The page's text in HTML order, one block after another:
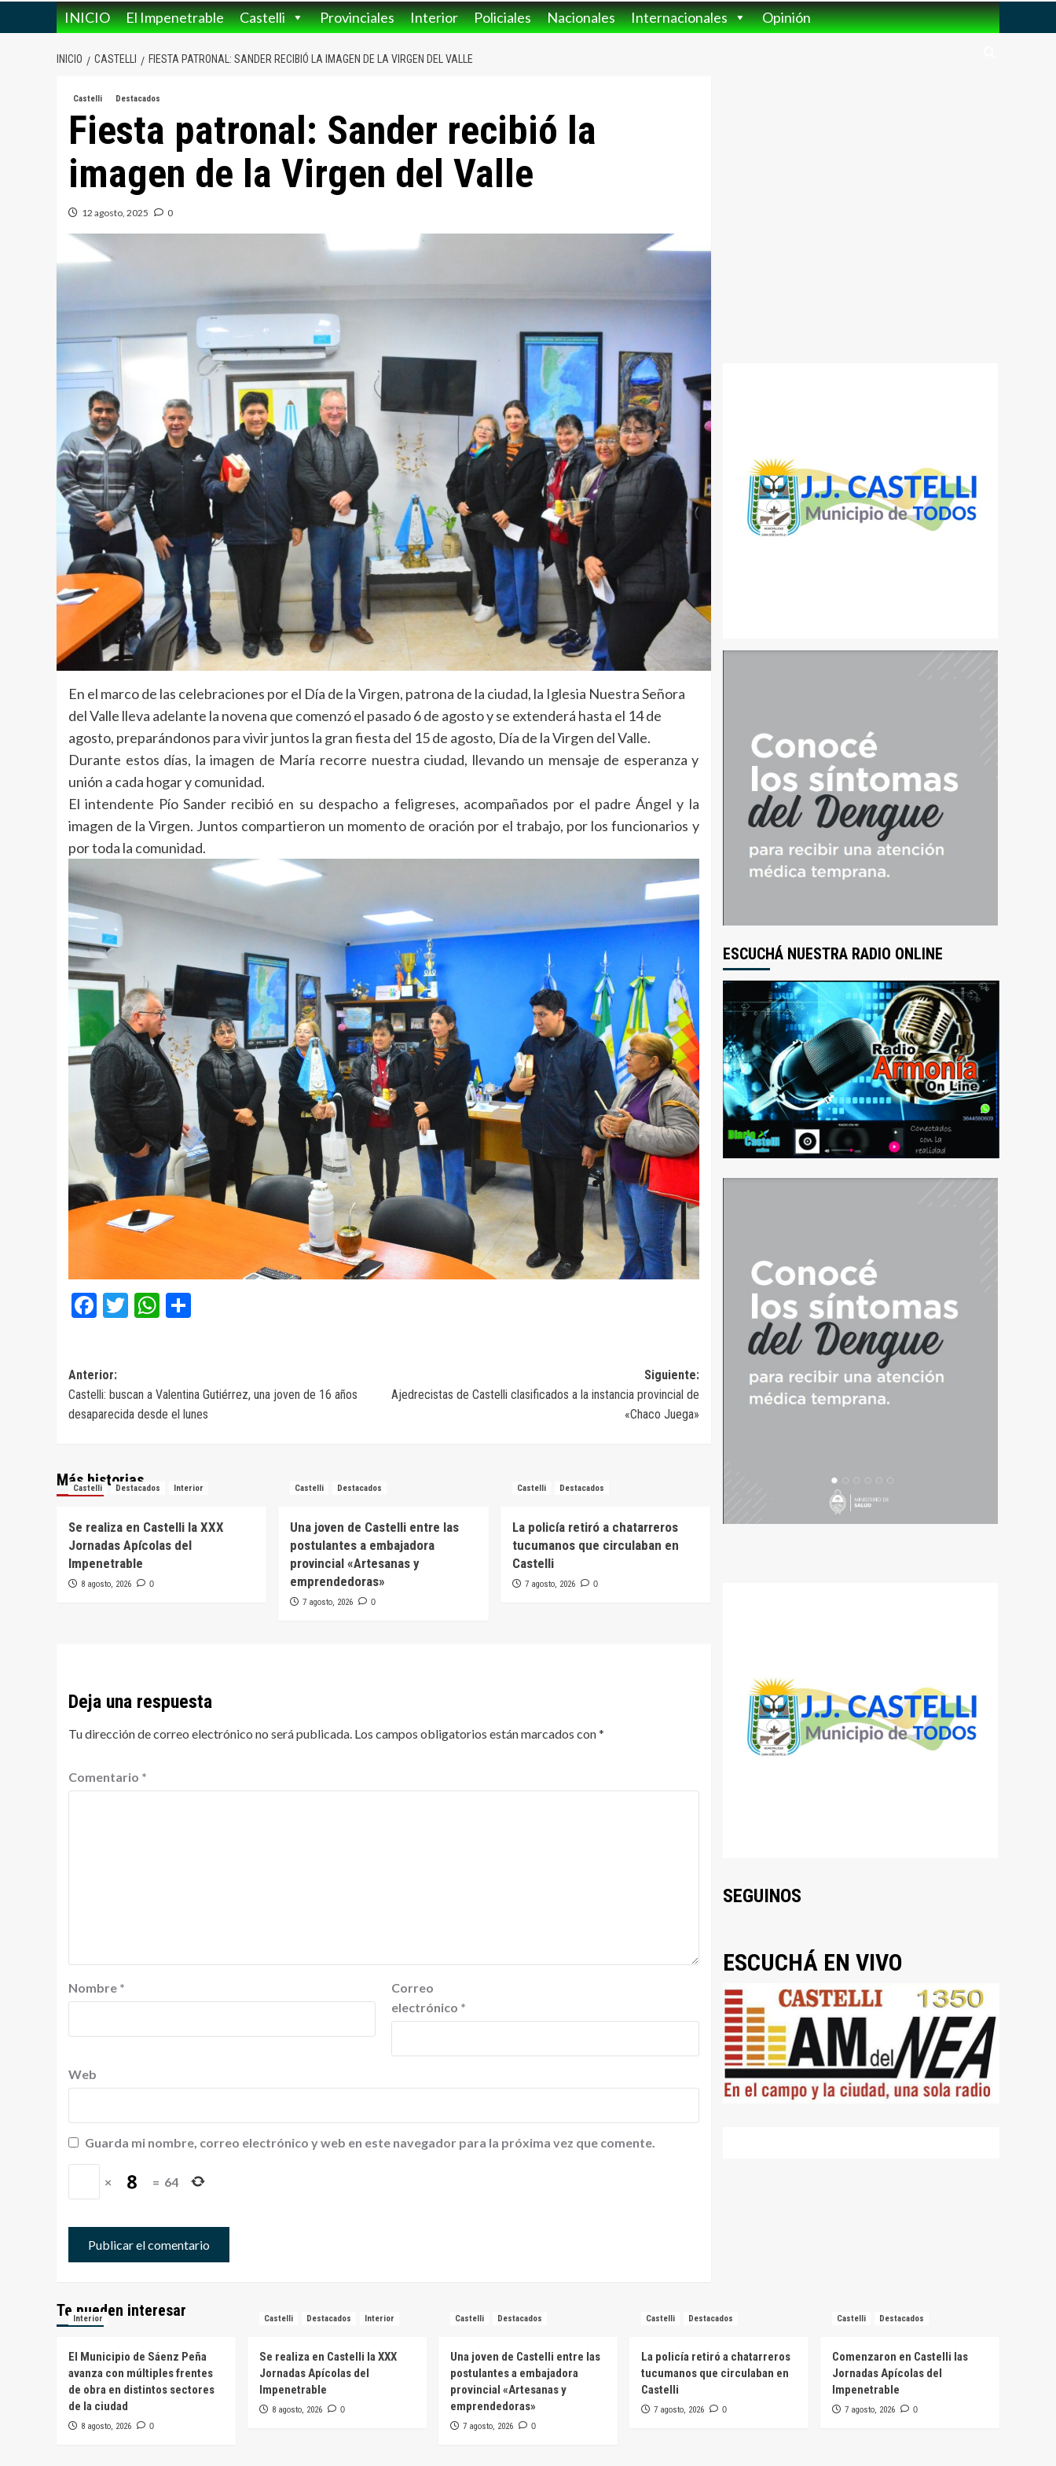
INICIO El Impenetrable Castelli Provinciales Interior Policiales Nacionales Internacionales Opinión
INICIO CASTELLI FIESTA PATRONAL: SANDER RECIBIÓ LA IMAGEN DE LA VIRGEN DEL VALLE
Castelli Destacados
Fiesta patronal: Sander recibió la
imagen de la Virgen del Valle
12 agosto, 2025 0
En el marco de las celebraciones por el Día de la Virgen, patrona de la ciudad, la Iglesia Nuestra Señora
del Valle lleva adelante la novena que comenzó el pasado 6 de agosto y se extenderá hasta el 14 de
agosto, preparándonos para vivir juntos la gran fiesta del 15 de agosto, Día de la Virgen del Valle.
Durante estos días, la imagen de María recorre nuestra ciudad, llevando un mensaje de esperanza y
unión a cada hogar y comunidad.
El intendente Pío Sander recibió en su despacho a feligreses, acompañados por el padre Ángel y la
imagen de la Virgen. Juntos compartieron un momento de oración por el trabajo, por los funcionarios y
por toda la comunidad.
Facebook
TwitterWhatsApp
Navegación
de
entradas
Anterior:
Castelli: buscan a Valentina Gutiérrez, una joven de 16 años
desaparecida desde el lunes
Siguiente:
Ajedrecistas de Castelli clasificados a la instancia provincial de
«Chaco Juega»
Más historias
Castelli Destacados Interior
Se realiza en Castelli la XXX
Jornadas Apícolas del
Impenetrable
8 agosto, 2026 0
Castelli Destacados
Una joven de Castelli entre las
postulantes a embajadora
provincial «Artesanas y
emprendedoras»
7 agosto, 2026 0
Castelli Destacados
La policía retiró a chatarreros
tucumanos que circulaban en
Castelli
7 agosto, 2026 0
Deja una respuesta
Tu dirección de correo electrónico no será publicada. Los campos obligatorios están marcados con*
Comentario *
Nombre *
Correo
electrónico *
Web
Guarda mi nombre, correo electrónico y web en este navegador para la próxima vez que comente.
× = 64
ESCUCHÁ NUESTRA RADIO ONLINE
SEGUINOS
ESCUCHÁ EN VIVO
Te pueden interesar
Interior
El Municipio de Sáenz Peña
avanza con múltiples frentes
de obra en distintos sectores
de la ciudad
8 agosto, 2026 0
Castelli Destacados Interior
Se realiza en Castelli la XXX
Jornadas Apícolas del
Impenetrable
8 agosto, 2026 0
Castelli Destacados
Una joven de Castelli entre las
postulantes a embajadora
provincial «Artesanas y
emprendedoras»
7 agosto, 2026 0
Castelli Destacados
La policía retiró a chatarreros
tucumanos que circulaban en
Castelli
7 agosto, 2026 0
Castelli Destacados
Comenzaron en Castelli las
Jornadas Apícolas del
Impenetrable
7 agosto, 2026 0